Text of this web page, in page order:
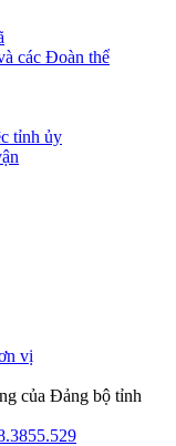
các Đoàn thể
tỉnh ủy
vị
của Đảng bộ tỉnh